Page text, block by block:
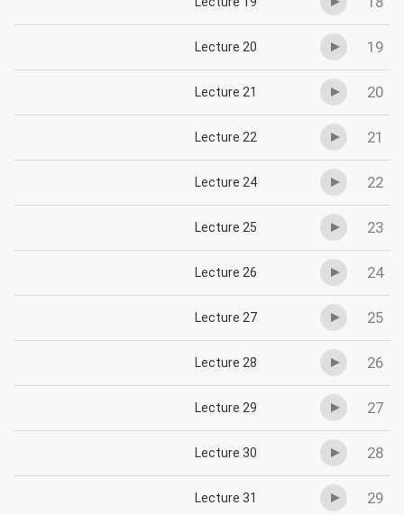
19
Lecture 20
20
Lecture 21
21
Lecture 22
22
Lecture 24
23
Lecture 25
24
Lecture 26
25
Lecture 27
26
Lecture 28
27
Lecture 29
28
Lecture 30
29
Lecture 31